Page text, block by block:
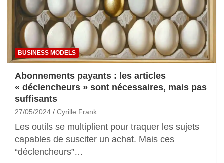
BUSINESS MODELS
Abonnements payants : les articles
« déclencheurs » sont nécessaires, mais pas
suffisants
27/05/2024 Cyrille Frank
Les outils se multiplient pour traquer les sujets
capables de susciter un achat. Mais ces
“déclencheurs”…